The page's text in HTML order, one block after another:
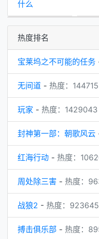
什么
热度排名
宝莱坞之不可能的任务
无间道 - 热度：
玩家 - 热度：1429043
封神第一部：朝歌风云
红海行动 - 热度：
周处除三害 - 热度：
战狼2 - 热度：923645
搏击俱乐部 - 热度：